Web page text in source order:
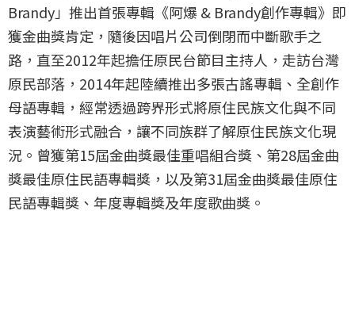
Brandy」推出首張專輯《阿爆 & Brandy創作專輯》即
獲金曲獎肯定，隨後因唱片公司倒閉而中斷歌手之
路，直至2012年起擔任原民台節目主持人，走訪台灣
原民部落，2014年起陸續推出多張古謠專輯、全創作
母語專輯，經常透過跨界形式將原住民族文化與不同
表演藝術形式融合，讓不同族群了解原住民族文化現
況。曾獲第15屆金曲獎最佳重唱組合獎、第28屆金曲
獎最佳原住民語專輯獎，以及第31屆金曲獎最佳原住
民語專輯獎、年度專輯獎及年度歌曲獎。